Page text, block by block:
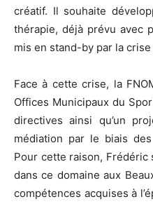
créatif. Il souhaite
thérapie, déjà prévu avec
mis en stand-by par la
Face à cette crise, la
Offices Municipaux du
directives ainsi qu’un
médiation par le biais
Pour cette raison, Frédéric
dans ce domaine aux
compétences acquises à